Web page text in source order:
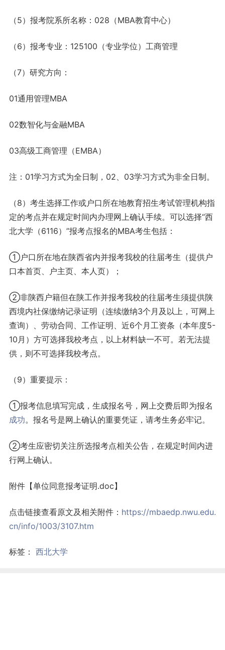
（5）报考院系所名称：028（MBA教育中心）
（6）报考专业：125100（专业学位）工商管理
（7）研究方向：
01通用管理MBA
02数智化与金融MBA
03高级工商管理（EMBA）
注：01学习方式为全日制，02、03学习方式为非全日制。
（8）考生选择工作或户口所在地教育招生考试管理机构指
定的考点并在规定时间内办理网上确认手续。可以选择“西
北大学（6116）”报考点报名的MBA考生包括：
①户口所在地在陕西省内并报考我校的往届考生（提供户
口本首页、户主页、本人页）；
②非陕西户籍但在陕工作并报考我校的往届考生须提供陕
西境内社保缴纳记录证明（连续缴纳3个月及以上，可网上
查询）、劳动合同、工作证明、近6个月工资条（本年度5-
10月）方可选择我校考点，以上材料缺一不可。若无法提
供，则不可选择我校考点。
（9）重要提示：
①报考信息填写完成，生成报名号，网上交费后即为报名
成功。报名号是网上确认的重要凭证，请考生务必牢记。
②考生应密切关注所选报考点相关公告，在规定时间内进
行网上确认。
附件【单位同意报考证明.doc】
点击链接查看原文及相关附件： https://mbaedp.nwu.edu.
cn/info/1003/3107.htm
标签： 西北大学